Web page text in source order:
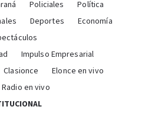
Policiales
Política
Deportes
Economía
Impulso Empresarial
Clasionce
Elonce en vivo
en vivo